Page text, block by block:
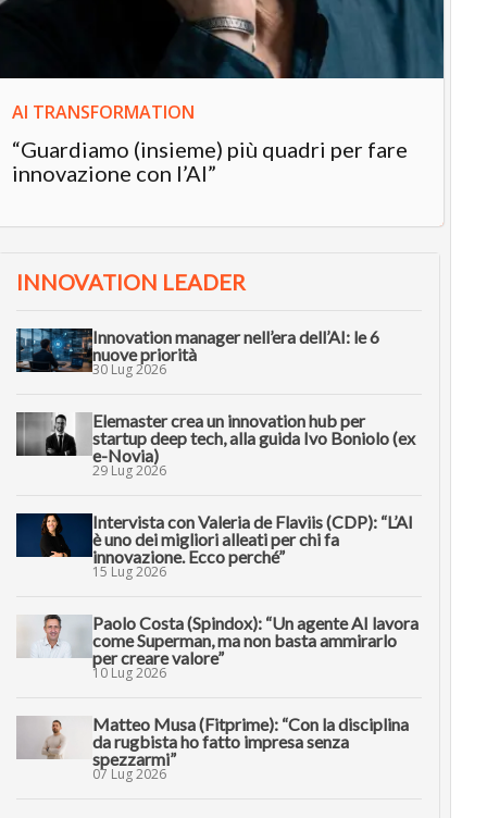
AI TRANSFORMATION
“Guardiamo (insieme) più quadri per fare
innovazione con l’AI”
INNOVATION LEADER
Innovation manager nell’era dell’AI: le 6
nuove priorità
30 Lug 2026
Elemaster crea un innovation hub per
startup deep tech, alla guida Ivo Boniolo (ex
e-Novia)
29 Lug 2026
Intervista con Valeria de Flaviis (CDP): “L’AI
è uno dei migliori alleati per chi fa
innovazione. Ecco perché”
15 Lug 2026
Paolo Costa (Spindox): “Un agente AI lavora
come Superman, ma non basta ammirarlo
per creare valore”
10 Lug 2026
Matteo Musa (Fitprime): “Con la disciplina
da rugbista ho fatto impresa senza
spezzarmi”
07 Lug 2026